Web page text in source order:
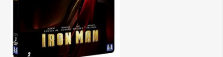
- Coulson au Sénat
- Le jet suborbital
- L'atelier de Tony (version longue)
- Nathalie enfile les gants
Commentaire audio de Louis Leterrier (VF)
Avant-premières parisiennes (11')
Thor
Commentaire audio de Kenneth Branagh (VOST)